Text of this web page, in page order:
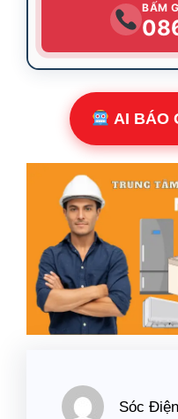
BẤM
AI BÁO
Sóc